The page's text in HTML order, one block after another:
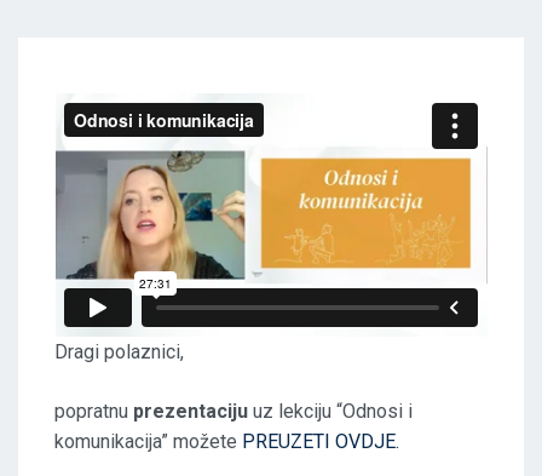
Dragi polaznici,
popratnu prezentaciju uz lekciju “Odnosi i
komunikacija” možete PREUZETI OVDJE.